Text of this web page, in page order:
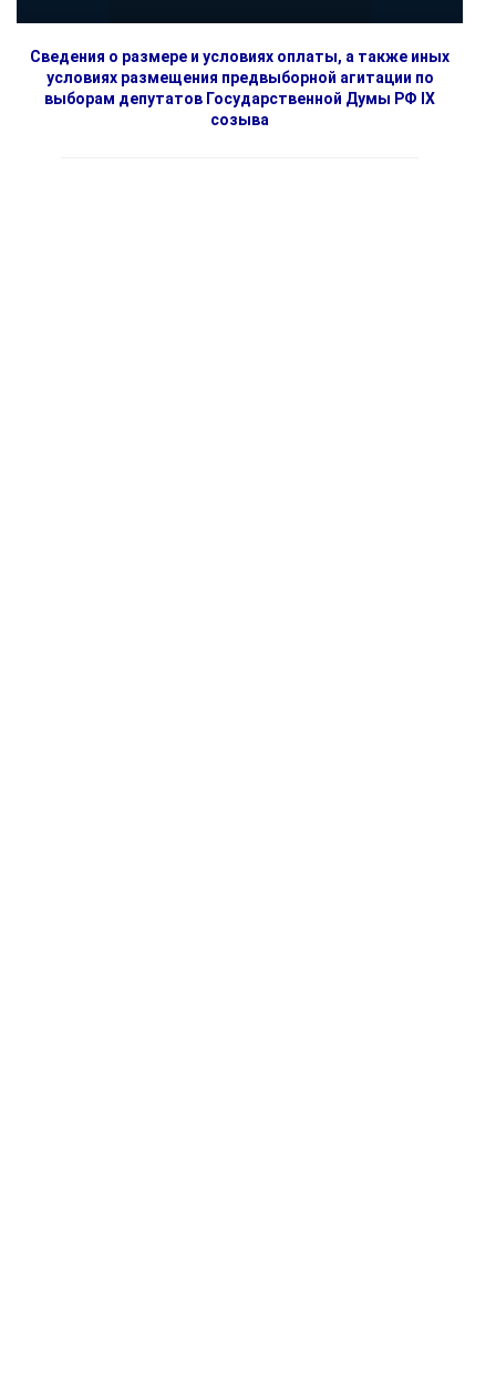
Сведения о размере и условиях оплаты, а также иных
условиях размещения предвыборной агитации по
выборам депутатов Государственной Думы РФ IX
созыва